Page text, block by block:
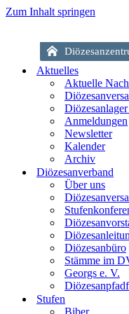
Zum Inhalt springen
Aktuelles
Aktuelle
Anmeldungen
Newsletter
Kalender
Archiv
Diözesanverband
Über uns
Diözesanbüro
Stämme im
Georgs e. V.
Stufen
Biber